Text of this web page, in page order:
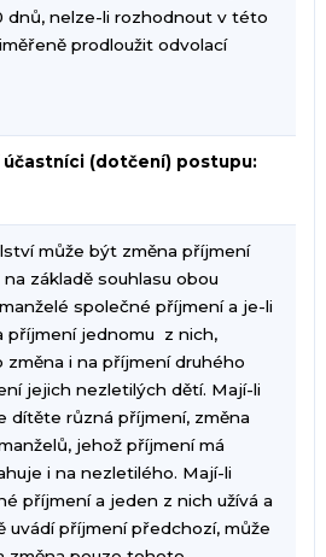
dnů, nelze-li rozhodnout v této
prodloužit odvolací
účastníci (dotčení) postupu:
může být změna příjmení
základě souhlasu obou
společné příjmení a je-li
příjmení jednomu z nich,
i na příjmení druhého
jejich nezletilých dětí. Mají-li
dítěte různá příjmení, změna
jehož příjmení má
i na nezletilého. Mají-li
příjmení a jeden z nich užívá a
uvádí příjmení předchozí, může